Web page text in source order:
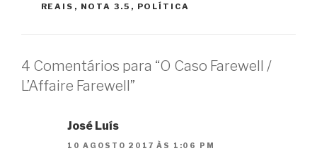
REAIS , NOTA 3.5 , POLÍTICA
4 Comentários para “O Caso Farewell /
L’Affaire Farewell”
José Luís
10 AGOSTO 2017 ÀS 1:06 PM